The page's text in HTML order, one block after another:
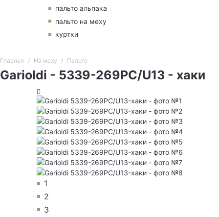
пальто альпака
пальто на меху
куртки
Главная На меху Пальто
Garioldi - 5339-269PC/U13 - хаки
1
2
3